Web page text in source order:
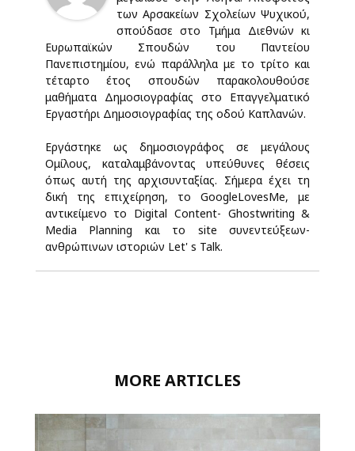
των Αρσακείων Σχολείων Ψυχικού,
σπούδασε στο Τμήμα Διεθνών κι
Ευρωπαϊκών Σπουδών του Παντείου
Πανεπιστημίου, ενώ παράλληλα με το τρίτο και
τέταρτο έτος σπουδών παρακολουθούσε
μαθήματα Δημοσιογραφίας στο Επαγγελματικό
Εργαστήρι Δημοσιογραφίας της οδού Καπλανών.
Εργάστηκε ως δημοσιογράφος σε μεγάλους
Ομίλους, καταλαμβάνοντας υπεύθυνες θέσεις
όπως αυτή της αρχισυνταξίας. Σήμερα έχει τη
δική της επιχείρηση, το GoogleLovesMe, με
αντικείμενο το Digital Content- Ghostwriting &
Media Planning και το site συνεντεύξεων-
ανθρώπινων ιστοριών Let' s Talk.
MORE ARTICLES